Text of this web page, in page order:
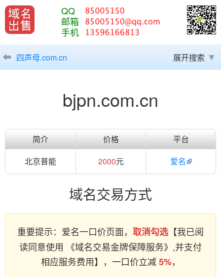
QQ
邮箱
手机
四声母.com.cn 展开搜索
bjpn.com.cn
简介 价格
平台
北京普能
2000元 爱名
域名交易方式
重要提示：爱名一口价页面， 取消勾选 【我已阅
读同意使用 《域名交易金牌保障服务》,并支付
相应服务费用】，一口价立减5%，